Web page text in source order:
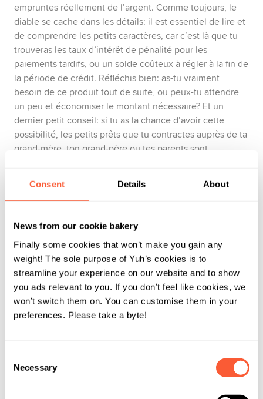
Consent Details About
News from our cookie bakery
Finally some cookies that won’t make you gain any
weight! The sole purpose of Yuh’s cookies is to
streamline your experience on our website and to show
you ads relevant to you. If you don’t feel like cookies, we
won’t switch them on. You can customise them in your
preferences. Please take a byte!
Selection
Necessary
empruntes réellement de l’argent. Comme toujours, le
diable se cache dans les détails: il est essentiel de lire et
de comprendre les petits caractères, car c’est là que tu
trouveras les taux d’intérêt de pénalité pour les
paiements tardifs, ou un solde coûteux à régler à la fin de
la période de crédit. Réfléchis bien: as-tu vraiment
besoin de ce produit tout de suite, ou peux-tu attendre
un peu et économiser le montant nécessaire? Et un
dernier petit conseil: si tu as la chance d’avoir cette
possibilité, les petits prêts que tu contractes auprès de ta
grand-mère, ton grand-père ou tes parents sont
rembourser du tout.
Règle n°3:Prioriser l’essentiel pour atteindre le
7ème ciel
Même si ta devise n’est pas «Prada ou nada», il est
important et raisonnable de définir des priorités dans tes
dépenses. Souviens-toi qu’avant tout, nous sommes des
êtres vivants qui transforment la nourriture en énergie.
hivers sont relativement froids et le camping n’est pas
vraiment une option, même en été: ta prochaine priorité